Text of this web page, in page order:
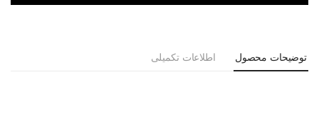
توضیحات محصول اطلاعات تکمیلی